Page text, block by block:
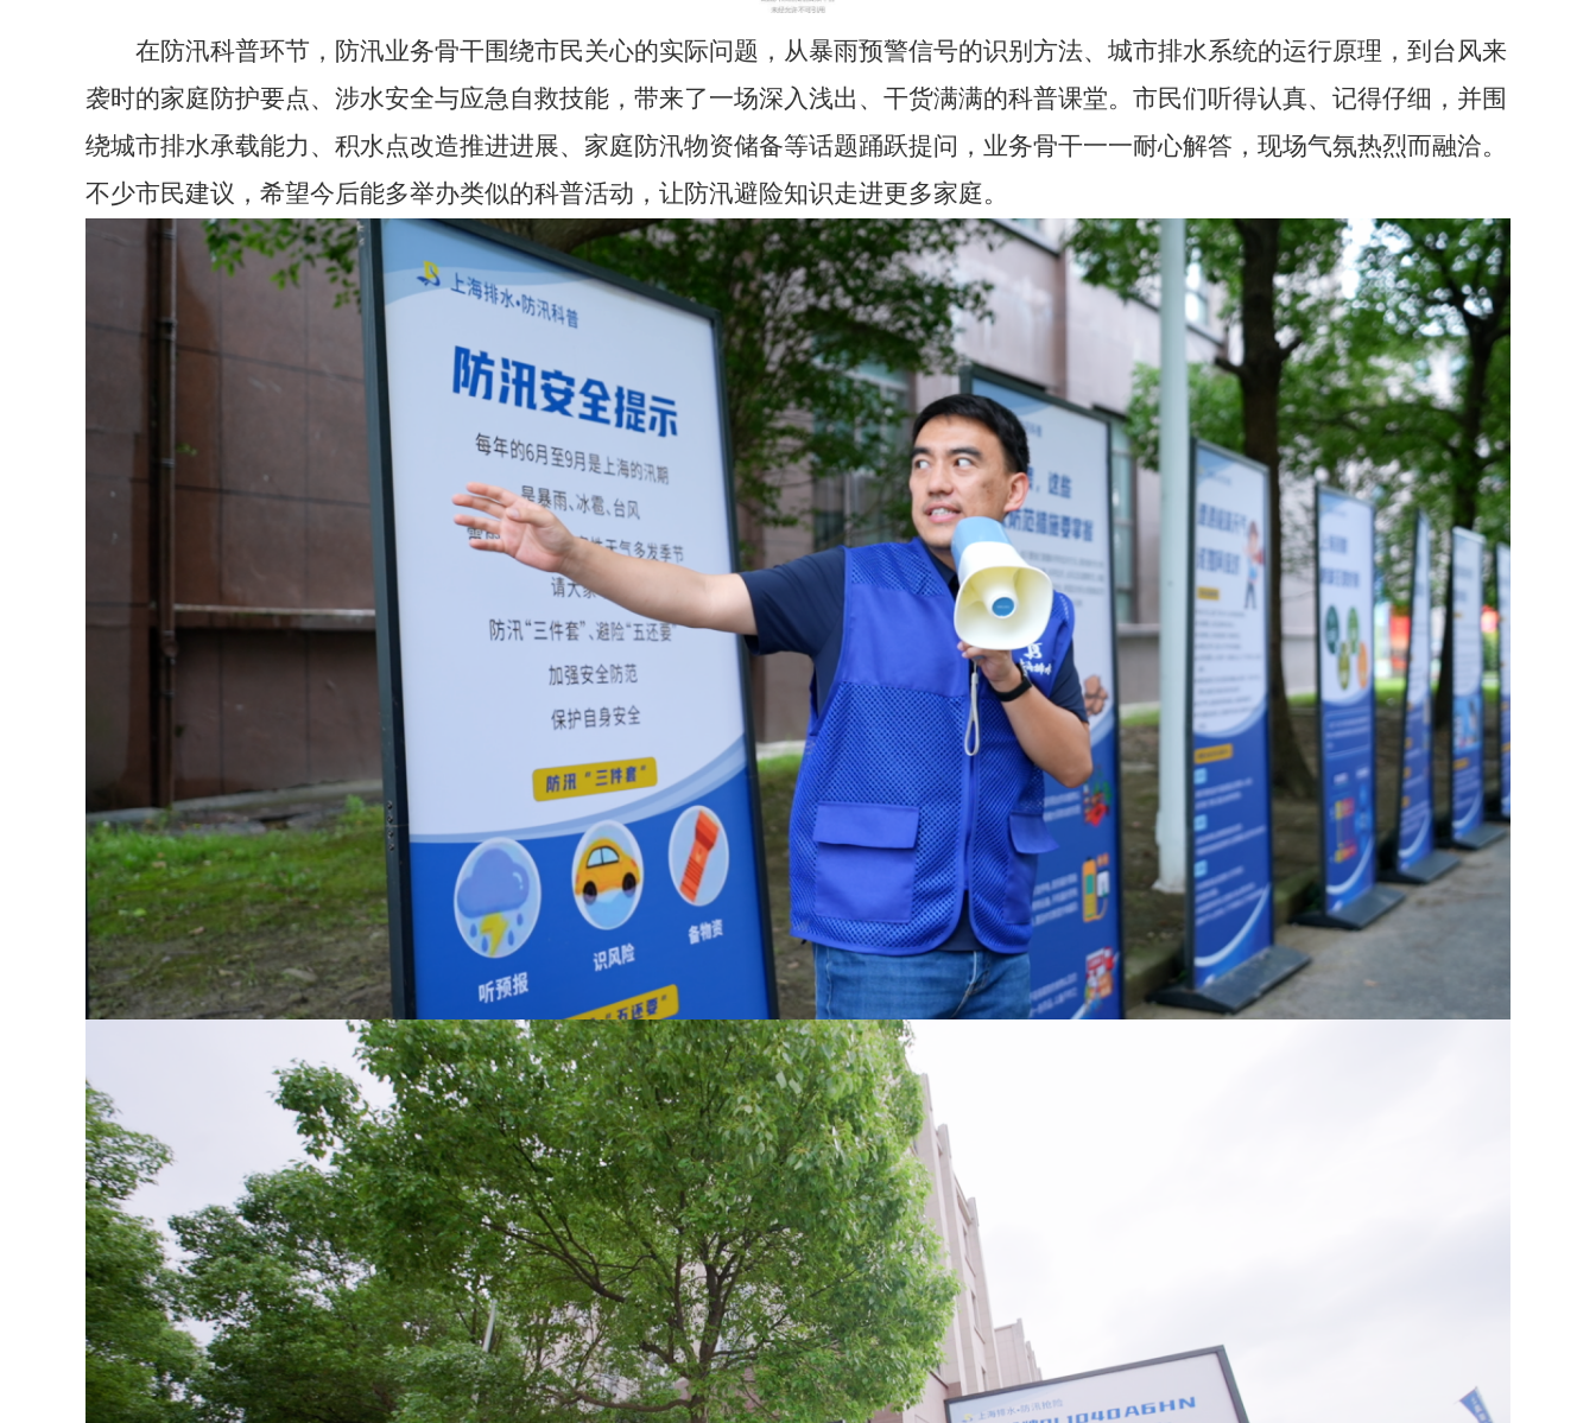
在防汛科普环节，防汛业务骨干围绕市民关心的实际问题，从暴雨预警信号的识别方法、城市排水系统的运行原理，到台风来
袭时的家庭防护要点、涉水安全与应急自救技能，带来了一场深入浅出、干货满满的科普课堂。市民们听得认真、记得仔细，并围
绕城市排水承载能力、积水点改造推进进展、家庭防汛物资储备等话题踊跃提问，业务骨干一一耐心解答，现场气氛热烈而融洽。
不少市民建议，希望今后能多举办类似的科普活动，让防汛避险知识走进更多家庭。